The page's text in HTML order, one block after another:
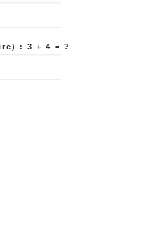
: 3 + 4 = ?